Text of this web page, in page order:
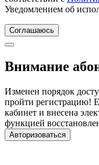
Уведомлением об
Соглашаюсь
Внимание
Изменен порядок
пройти регистрацию!
кабинет и внесена
функцией
Авторизоваться